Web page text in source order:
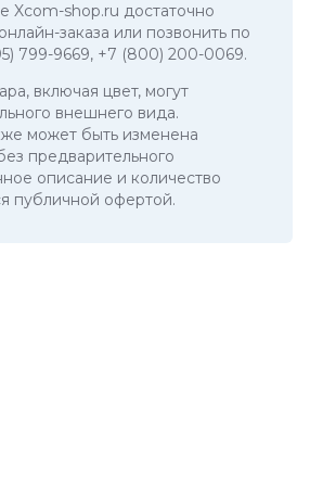
Xcom-shop.ru достаточно
заказа или позвонить по
799-9669, +7 (800) 200-0069.
включая цвет, могут
внешнего вида.
может быть изменена
предварительного
описание и количество
публичной офертой.